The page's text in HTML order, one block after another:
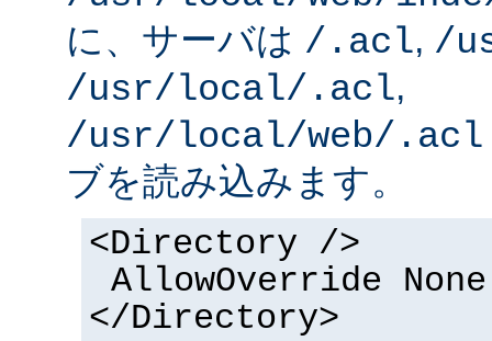
に、サーバは /.acl, /
/usr/local/.acl,
/usr/local/web/.acl
ブを読み込みます。
<Directory />
AllowOverride None
</Directory>